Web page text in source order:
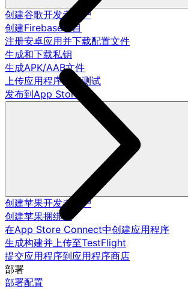
创建谷歌开发者账户
创建Firebase项目
注册安卓应用并下载配置文件
生成和下载私钥
生成APK/AAB文件
上传应用程序进行测试
发布到App Store
创建苹果开发者账户
创建苹果捆绑ID
在App Store Connect中创建应用程序
生成构建并上传至TestFlight
提交应用程序到应用程序商店
部署
部署配置